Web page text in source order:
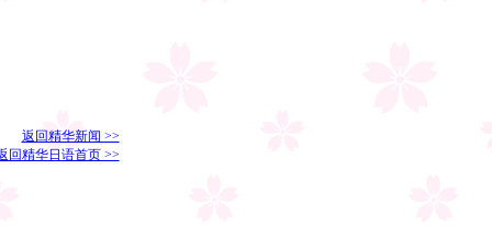
返回精华新闻 >>
回精华日语首页 >>